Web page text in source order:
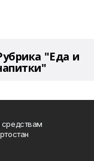
"Еда и
средствам